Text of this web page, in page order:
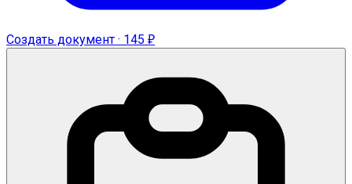
Создать документ · 145 ₽